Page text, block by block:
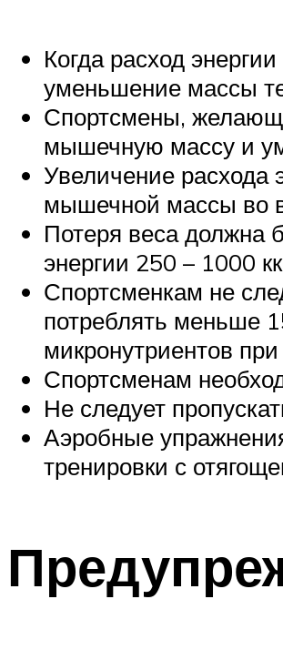
Когда расход
уменьшение массы
Спортсмены,
мышечную массу и
Увеличение расхода
мышечной массы во
Потеря веса должна
энергии 250 – 1000
Спортсменкам не
потреблять меньше
микронутриентов
Спортсменам
Не следует
Аэробные
тренировки с